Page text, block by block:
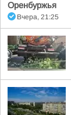
Оренбуржья
Вчера, 21:25